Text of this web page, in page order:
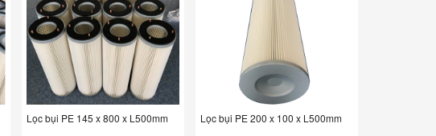
Lọc bụi PE 145 x 800 x L500mm Lọc bụi PE 200 x 100 x L500mm